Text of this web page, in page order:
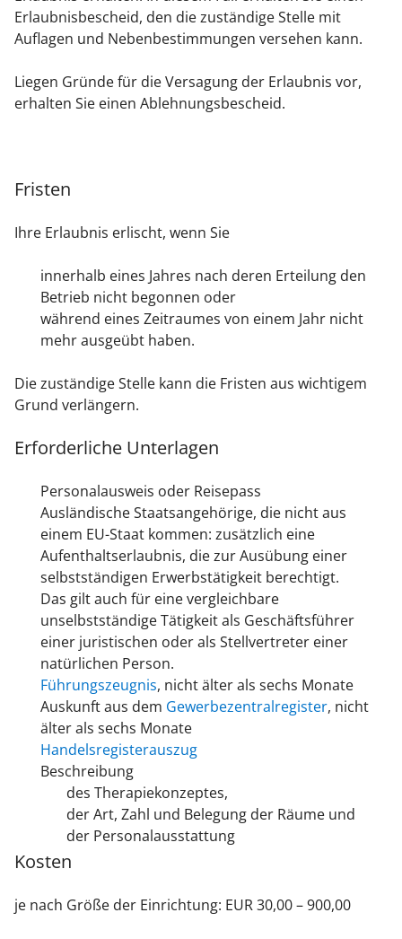
Erlaubnisbescheid, den die zuständige Stelle mit
Auflagen und Nebenbestimmungen versehen kann.
Liegen Gründe für die Versagung der Erlaubnis vor,
erhalten Sie einen Ablehnungsbescheid.
Fristen
Ihre Erlaubnis erlischt, wenn Sie
innerhalb eines Jahres nach deren Erteilung den
Betrieb nicht begonnen oder
während eines Zeitraumes von einem Jahr nicht
mehr ausgeübt haben.
Die zuständige Stelle kann die Fristen aus wichtigem
Grund verlängern.
Erforderliche Unterlagen
Personalausweis oder Reisepass
Ausländische Staatsangehörige, die nicht aus
einem EU-Staat kommen: zusätzlich eine
Aufenthaltserlaubnis, die zur Ausübung einer
selbstständigen Erwerbstätigkeit berechtigt.
Das gilt auch für eine vergleichbare
unselbstständige Tätigkeit als Geschäftsführer
einer juristischen oder als Stellvertreter einer
natürlichen Person.
Führungszeugnis, nicht älter als sechs Monate
Auskunft aus dem Gewerbezentralregister, nicht
älter als sechs Monate
Handelsregisterauszug
Beschreibung
des Therapiekonzeptes,
der Art, Zahl und Belegung der Räume und
der Personalausstattung
Kosten
je nach Größe der Einrichtung: EUR 30,00 – 900,00